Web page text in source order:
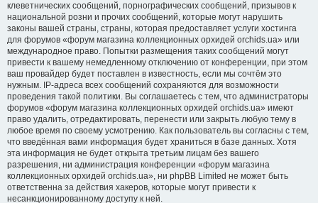
клеветнических сообщений, порнографических сообщений, призывов к
национальной розни и прочих сообщений, которые могут нарушить
законы вашей страны, страны, которая предоставляет услуги хостинга
для форумов «форум магазина коллекционных орхидей orchids.ua» или
международное право. Попытки размещения таких сообщений могут
привести к вашему немедленному отключению от конференции, при этом
ваш провайдер будет поставлен в известность, если мы сочтём это
нужным. IP-адреса всех сообщений сохраняются для возможности
проведения такой политики. Вы соглашаетесь с тем, что администраторы
форумов «форум магазина коллекционных орхидей orchids.ua» имеют
право удалить, отредактировать, перенести или закрыть любую тему в
любое время по своему усмотрению. Как пользователь вы согласны с тем,
что введённая вами информация будет храниться в базе данных. Хотя
эта информация не будет открыта третьим лицам без вашего
разрешения, ни администрация конференции «форум магазина
коллекционных орхидей orchids.ua», ни phpBB Limited не может быть
ответственна за действия хакеров, которые могут привести к
несанкционированному доступу к ней.